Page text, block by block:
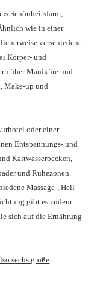
Schönheitsfarm,
wie in einer
verschiedene
Körper- und
über Maniküre und
Make-up und
oder einer
Entspannungs- und
Kaltwasserbecken,
und Ruhezonen.
Massage-, Heil-
gibt es zudem
sich auf die Ernährung
sechs große